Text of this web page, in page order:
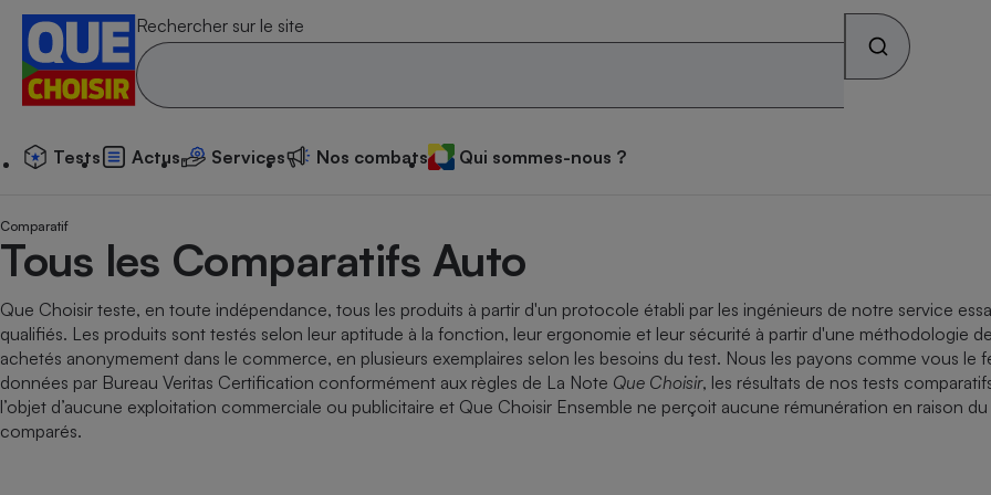
Rechercher sur le site
Tests Actus Services Nos combats Qui sommes-nous ?
Tests Actus Services Nos combats Qui sommes-nous ?
Rechercher sur le site
Comparatif
Tous les Comparatifs Auto
Que Choisir teste, en toute indépendance, tous les produits à partir d'un protocole établi par les ingénieurs de notre service
qualifiés. Les produits sont testés selon leur aptitude à la fonction, leur ergonomie et leur sécurité à partir d'une méthodologie
achetés anonymement dans le commerce, en plusieurs exemplaires selon les besoins du test. Nous les payons comme vous le
données par Bureau Veritas Certification conformément aux règles de La Note Que Choisir, les résultats de nos tests
l’objet d’aucune exploitation commerciale ou publicitaire et Que Choisir Ensemble ne perçoit aucune rémunération en raison
comparés.
Comparateur gratuit des
supermarchés
Comparateur assurance vie
Comparatif pneus
supermarchés
Magasin - Grande surface
Marketing - Fidélisation
Système judiciaire
Comparatif lave-vaisselle
Comparateur Gaz & Électricité
gratuit
Air
Déchet
Comparateur box internet
Achat - Vente - Travaux
Location
Sport
Vacances - Tourisme
Comparatif climatiseur mobile
cosmétiques
Comparatif brosse à dents
électrique
Démarche administrative
Senior
Service marchand
Transport aérien
Toutes les actualités
Enquêtes
Guides d'achat
Conseils
Brèves
Tous les services
Soumettre un litige
Lettres types
Rencontrer une association locale
Tous nos combats
Nos actions
Nos grandes victoires
Les billets de la présidente
Nos associations locales
Nous rejoindre
L’association
Nos missions
Notre méthodologie
Notre financement
Nos partenaires
Nous rejoindre